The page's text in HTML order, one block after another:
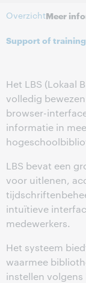
OverzichtMeer
Support of
Het LBS (Lokaal
volledig
browser-
informatie in
LBS bevat een
voor uitlenen,
intuïtieve
medewerkers.
Het systeem
waarmee
instellen